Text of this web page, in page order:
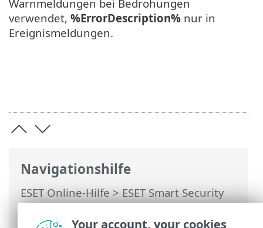
Navigationshilfe
ESET Online-Hilfe>ESET Smart Security
Premium>Erweiterte Einstellungen>
Benachrichtigungen>Desktophinweise
Warnmeldungen bei Bedrohungen
verwendet, %ErrorDescription% nur in
Ereignismeldungen.
Your account, your cookies